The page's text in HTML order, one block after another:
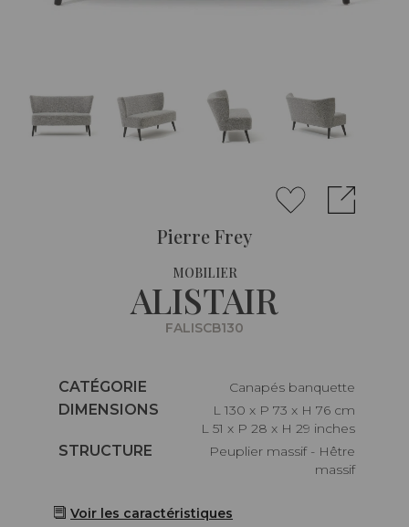
Pierre Frey
MOBILIER
ALISTAIR
FALISCB130
Caractéristiques
CATÉGORIE
Canapés banquette
Caractéristiques
DIMENSIONS
L 130 x P 73 x H 76 cm
L 51 x P 28 x H 29 inches
Caractéristiques
STRUCTURE
Peuplier massif - Hêtre
massif
Voir les caractéristiques